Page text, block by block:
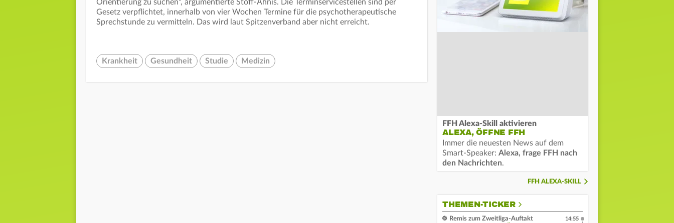
Orientierung zu suchen", argumentierte Stoff-Ahnis. Die Terminservicestellen sind per
Gesetz verpflichtet, innerhalb von vier Wochen Termine für die psychotherapeutische
Sprechstunde zu vermitteln. Das wird laut Spitzenverband aber nicht erreicht.
Krankheit Gesundheit Studie Medizin
FFH Alexa-Skill aktivieren
ALEXA, ÖFFNE FFH
Immer die neuesten News auf dem
Smart-Speaker: Alexa, frage FFH nach
den Nachrichten.
FFH ALEXA-SKILL
THEMEN-TICKER
Remis zum Zweitliga-Auftakt
14:55